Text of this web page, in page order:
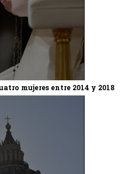
mujeres entre 2014 y 2018